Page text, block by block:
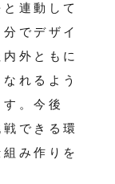
連動して
でデザイ
外ともに
れるよう
。今後
できる環
み作りを